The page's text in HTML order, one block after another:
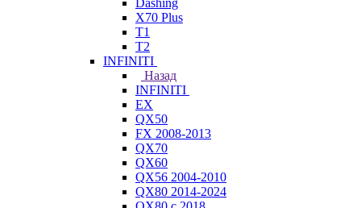
Dashing
X70 Plus
T1
T2
INFINITI
Назад
INFINITI
EX
QX50
FX 2008-2013
QX70
QX60
QX56 2004-2010
QX80 2014-2024